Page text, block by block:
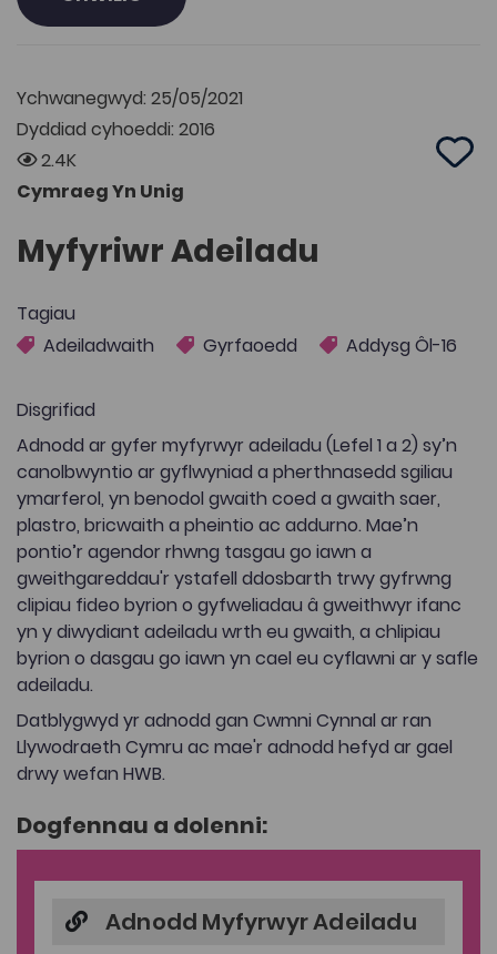
Ychwanegwyd: 25/05/2021
Dyddiad cyhoeddi: 2016
2.4K
Cymraeg Yn Unig
Add
Myfyriwr Adeiladu
Tagiau
Adeiladwaith
Gyrfaoedd Addysg Ôl-16
Disgrifiad
Adnodd ar gyfer myfyrwyr adeiladu (Lefel 1 a 2) sy’n
canolbwyntio ar gyflwyniad a pherthnasedd sgiliau
ymarferol, yn benodol gwaith coed a gwaith saer,
plastro, bricwaith a pheintio ac addurno. Mae’n
pontio’r agendor rhwng tasgau go iawn a
gweithgareddau'r ystafell ddosbarth trwy gyfrwng
clipiau fideo byrion o gyfweliadau â gweithwyr ifanc
yn y diwydiant adeiladu wrth eu gwaith, a chlipiau
byrion o dasgau go iawn yn cael eu cyflawni ar y safle
adeiladu.
Datblygwyd yr adnodd gan Cwmni Cynnal ar ran
Llywodraeth Cymru ac mae'r adnodd hefyd ar gael
drwy wefan HWB.
Dogfennau a dolenni:
Adnodd Myfyrwyr Adeiladu